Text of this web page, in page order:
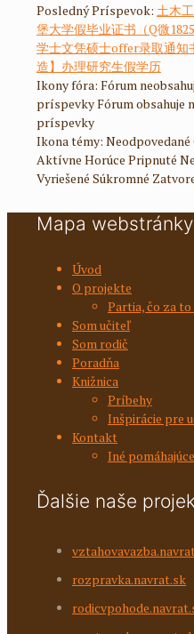
Posledný Príspevok: 土木
堡大学假毕业证书（Q微
学士文凭硕士offer录取通知
造】办理研究生假学历
Ikony fóra: Fórum
príspevkyFórum obsahuje
príspevky
Ikona témy: Neodpovedané
Aktívne Horúce Pripnuté
Vyriešené Súkromné
Mapa webstránky
Úvod
O projekte
Partia, čo za to
Som učiteľ
Som rodič
Poradňa
Knižnica
Príbehy
Inšpirácie pre
Kontakt
Iné
Ďalšie naše
rozpravka.navrat.sk